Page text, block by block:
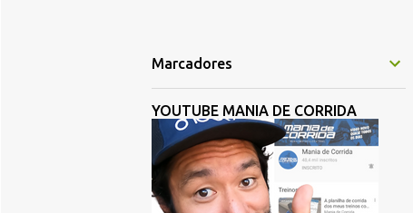
Marcadores
YOUTUBE MANIA DE CORRIDA